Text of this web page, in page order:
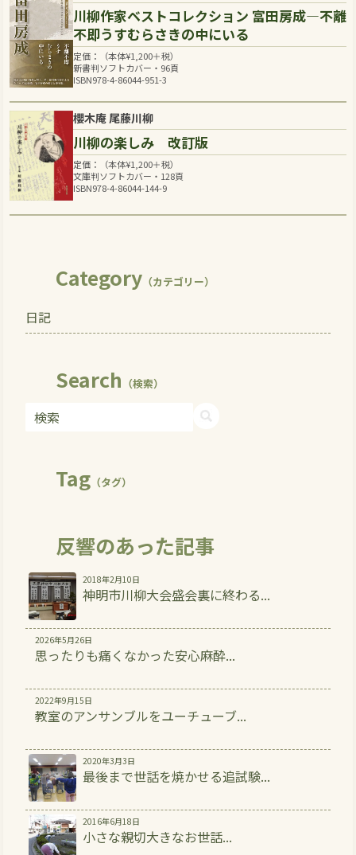
川柳作家ベストコレクション 富田房成―不離
不即うすむらさきの中にいる
定価：（本体¥1,200＋税）
新書判ソフトカバー・96頁
ISBN978-4-86044-951-3
櫻木庵 尾藤川柳
川柳の楽しみ 改訂版
定価：（本体¥1,200＋税）
文庫判ソフトカバー・128頁
ISBN978-4-86044-144-9
Category （カテゴリー）
日記
Search （検索）
Tag（タグ）
反響のあった記事
2018年2月10日
神明市川柳大会盛会裏に終わる...
2026年5月26日
思ったりも痛くなかった安心麻酔...
2022年9月15日
教室のアンサンブルをユーチューブ...
2020年3月3日
最後まで世話を焼かせる追試験...
2016年6月18日
小さな親切大きなお世話...